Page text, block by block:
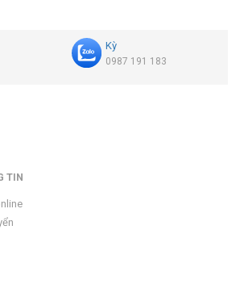
Kỳ
0987 191 183
TIN